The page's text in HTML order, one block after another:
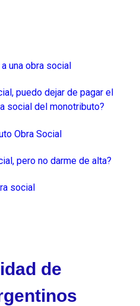
una obra social
puedo dejar de pagar el
social del monotributo?
Obra Social
pero no darme de alta?
social
de